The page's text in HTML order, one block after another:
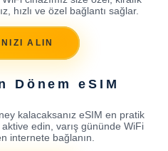
hızlı ve özel bağlantı sağlar.
ALIN
Dönem eSIM
kalacaksanız eSIM en pratik
edin, varış gününde WiFi
internete bağlanın.